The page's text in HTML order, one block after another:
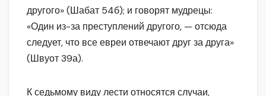
другого» (Шабат 54б); и говорят мудрецы:
«Один из-за преступлений другого, — отсюда
следует, что все евреи отвечают друг за друга»
(Швуот 39а).
К седьмому виду лести относятся случаи,